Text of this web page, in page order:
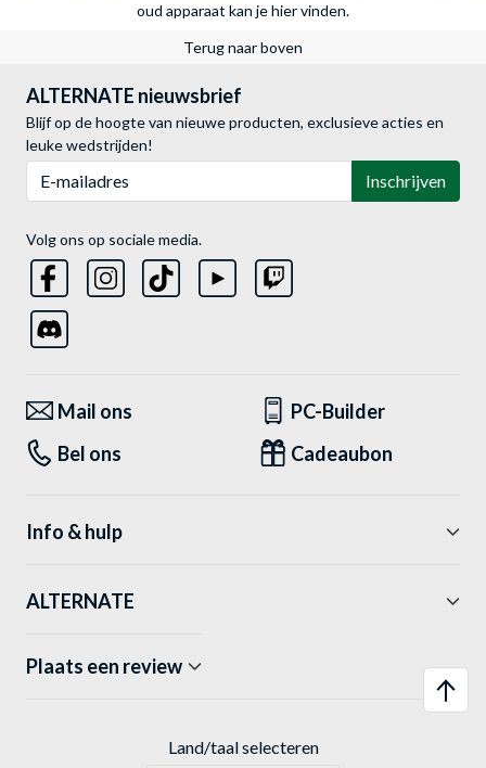
oud apparaat kan je hier vinden.
Terug naar boven
ALTERNATE nieuwsbrief
Blijf op de hoogte van nieuwe producten, exclusieve acties en
leuke wedstrijden!
Inschrijven
Volg ons op sociale media.
Mail ons
PC-Builder
Bel ons
Cadeaubon
Info & hulp
ALTERNATE
Plaats een review
Land/taal selecteren